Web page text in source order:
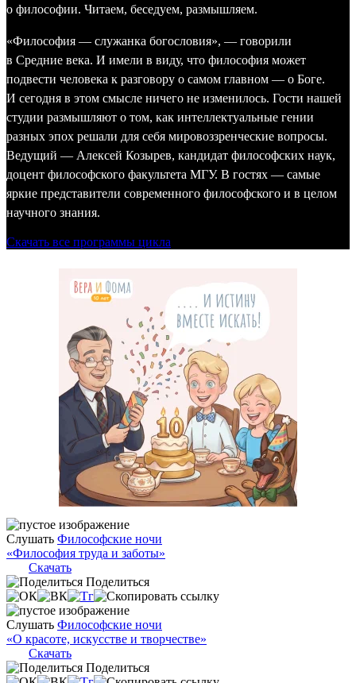
о философии. Читаем, беседуем, размышляем.
«Философия — служанка богословия», — говорили
в Средние века. И имели в виду, что философия может
подвести человека к разговору о самом главном — о Боге.
И сегодня в этом смысле ничего не изменилось. Гости нашей
студии размышляют о том, как интеллектуальные гении
разных эпох решали для себя мировоззренческие вопросы.
Ведущий — Алексей Козырев, кандидат философских наук,
доцент философского факультета МГУ. В гостях — самые
яркие представители современного философского и в целом
научного знания.
Скачать все программы цикла
Слушать Философские ночи
«Философия труда и заботы»
Скачать
Поделиться
Слушать Философские ночи
«О красоте, искусстве и творчестве»
Скачать
Поделиться